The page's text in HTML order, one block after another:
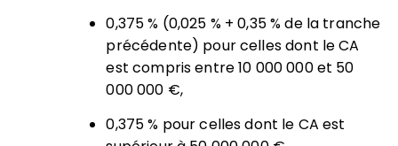
0,375 % (0,025 % + 0,35 % de la tranche
précédente) pour celles dont le CA
est compris entre 10 000 000 et 50
000 000 €,
0,375 % pour celles dont le CA est